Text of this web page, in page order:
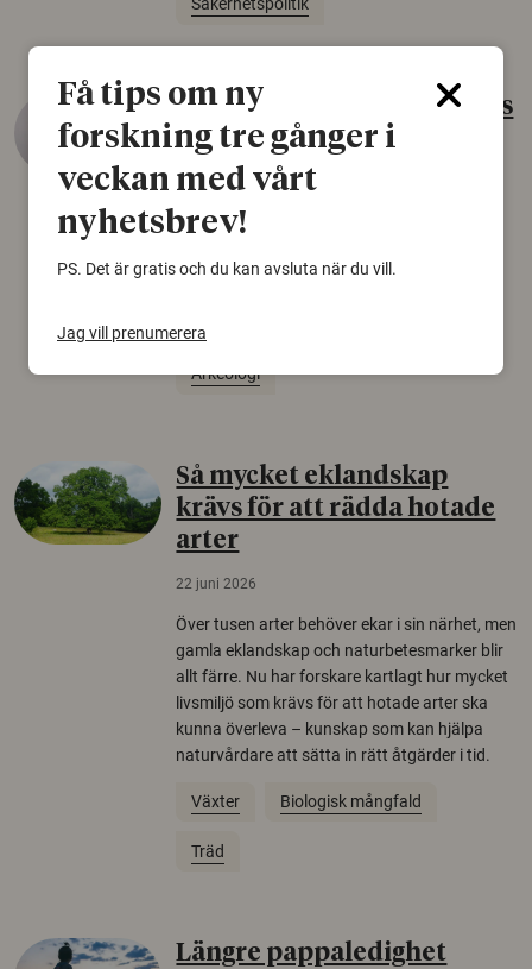
Säkerhetspolitik
Gammalt skinn var Sveriges
äldsta sko
22 juni 2026
Det som arkeologer länge trodde var en
gammal sko. Fyndet bär spår av romerskt
Norden.
Arkeologi
Så mycket eklandskap
krävs för att rädda hotade
arter
22 juni 2026
Över tusen arter behöver ekar i sin närhet, men
gamla eklandskap och naturbetesmarker blir
allt färre. Nu har forskare kartlagt hur mycket
livsmiljö som krävs för att hotade arter ska
kunna överleva – kunskap som kan hjälpa
naturvårdare att sätta in rätt åtgärder i tid.
Växter Biologisk mångfald
Träd
Längre pappaledighet
Få tips om ny
forskning tre gånger i
veckan med vårt
nyhetsbrev!
PS. Det är gratis och du kan avsluta när du vill.
Jag vill prenumerera